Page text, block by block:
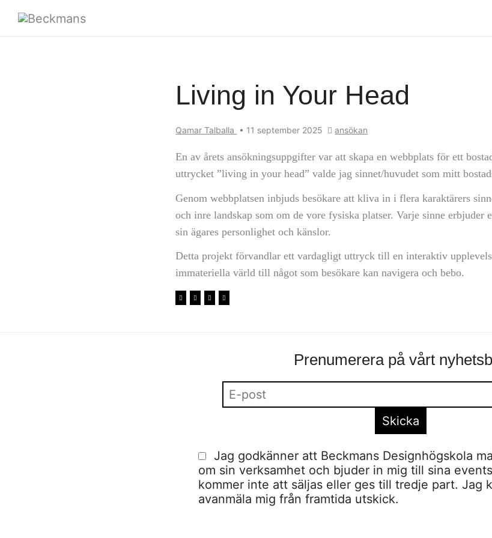
Living in Your Head
Qamar Talballa • 11 september 2025 ansökan
En av årets ansökningsuppgifter var att skapa en webbplats för ett
uttrycket ”living in your head” valde jag sinnet/huvudet som mitt
Genom webbplatsen inbjuds besökare att kliva in i flera karaktärers
och inre landskap som om de vore fysiska platser. Varje sinne erbjuder
sin ägares personlighet och känslor.
Detta projekt förvandlar ett vardagligt uttryck till en interaktiv
immateriella värld till något som besökare kan navigera och bebo.
Prenumerera på vårt
Jag godkänner att Beckmans Designhögskola
om sin verksamhet och bjuder in mig till sina
kommer inte att säljas eller ges till tredje part. Jag
avanmäla mig från framtida utskick.